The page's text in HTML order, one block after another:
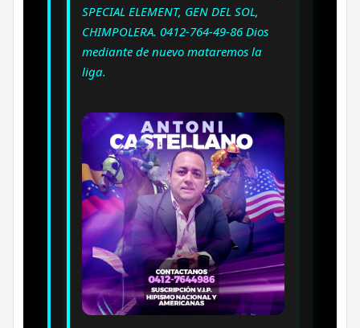
SPECIAL ELEMENT, GEN DEL SOL,
CHIMPOLERA. 0412-764-49-86 Dios
mediante de nuevo mataremos la
liga.